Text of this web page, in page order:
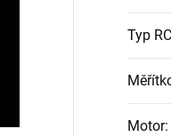
Typ
Motor: